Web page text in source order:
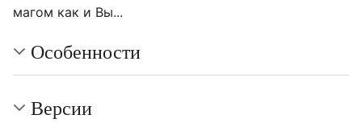
магом как и Вы...
Особенности
Версии